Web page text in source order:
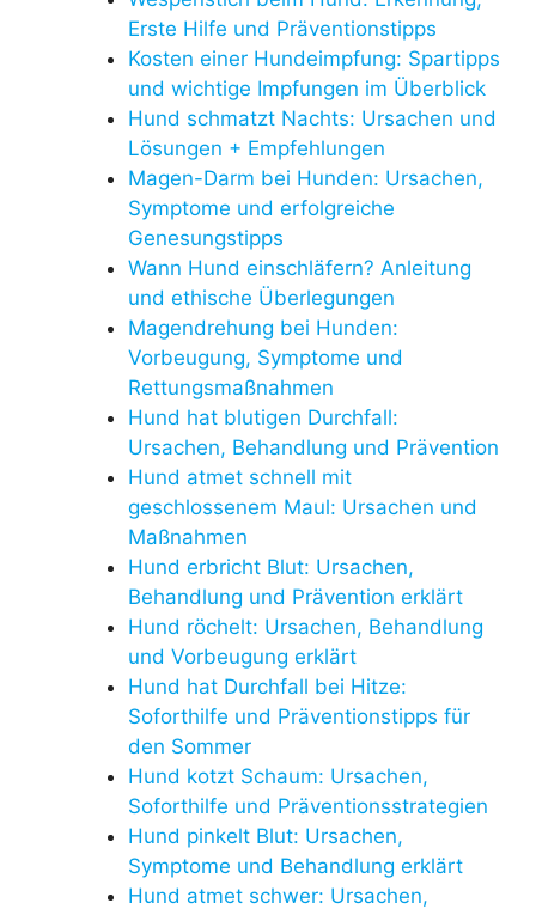
Erste Hilfe und Präventionstipps
Kosten einer Hundeimpfung: Spartipps
und wichtige Impfungen im Überblick
Hund schmatzt Nachts: Ursachen und
Lösungen + Empfehlungen
Magen-Darm bei Hunden: Ursachen,
Symptome und erfolgreiche
Genesungstipps
Wann Hund einschläfern? Anleitung
und ethische Überlegungen
Magendrehung bei Hunden:
Vorbeugung, Symptome und
Rettungsmaßnahmen
Hund hat blutigen Durchfall:
Ursachen, Behandlung und Prävention
Hund atmet schnell mit
geschlossenem Maul: Ursachen und
Maßnahmen
Hund erbricht Blut: Ursachen,
Behandlung und Prävention erklärt
Hund röchelt: Ursachen, Behandlung
und Vorbeugung erklärt
Hund hat Durchfall bei Hitze:
Soforthilfe und Präventionstipps für
den Sommer
Hund kotzt Schaum: Ursachen,
Soforthilfe und Präventionsstrategien
Hund pinkelt Blut: Ursachen,
Symptome und Behandlung erklärt
Hund atmet schwer: Ursachen,